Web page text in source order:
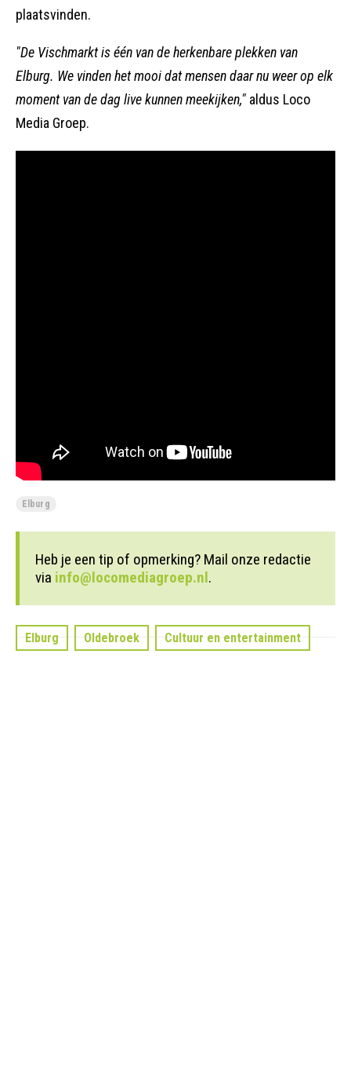
plaatsvinden.
"De Vischmarkt is één van de herkenbare plekken van
Elburg. We vinden het mooi dat mensen daar nu weer op elk
moment van de dag live kunnen meekijken," aldus Loco
Media Groep.
Elburg
Heb je een tip of opmerking? Mail onze redactie
via info@locomediagroep.nl.
Elburg Oldebroek Cultuur en entertainment